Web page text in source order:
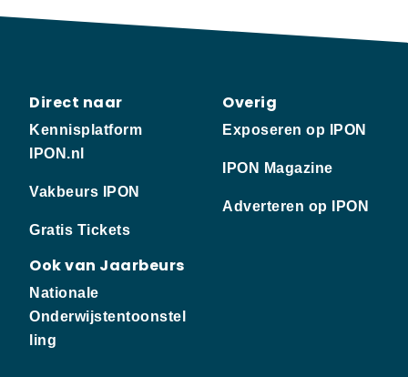
Direct naar
Kennisplatform
IPON.nl
Vakbeurs IPON
Gratis Tickets
Ook van Jaarbeurs
Nationale
Onderwijstentoonstel
ling
Overig
Exposeren op IPON
IPON Magazine
Adverteren op IPON